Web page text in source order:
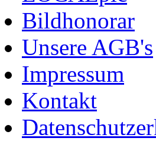
Bildhonorar
Unsere AGB's
Impressum
Kontakt